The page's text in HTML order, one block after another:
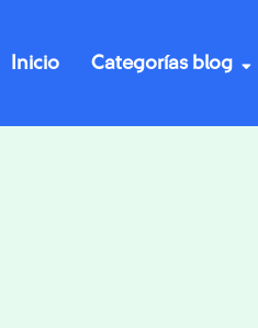
Inicio Categorías blog